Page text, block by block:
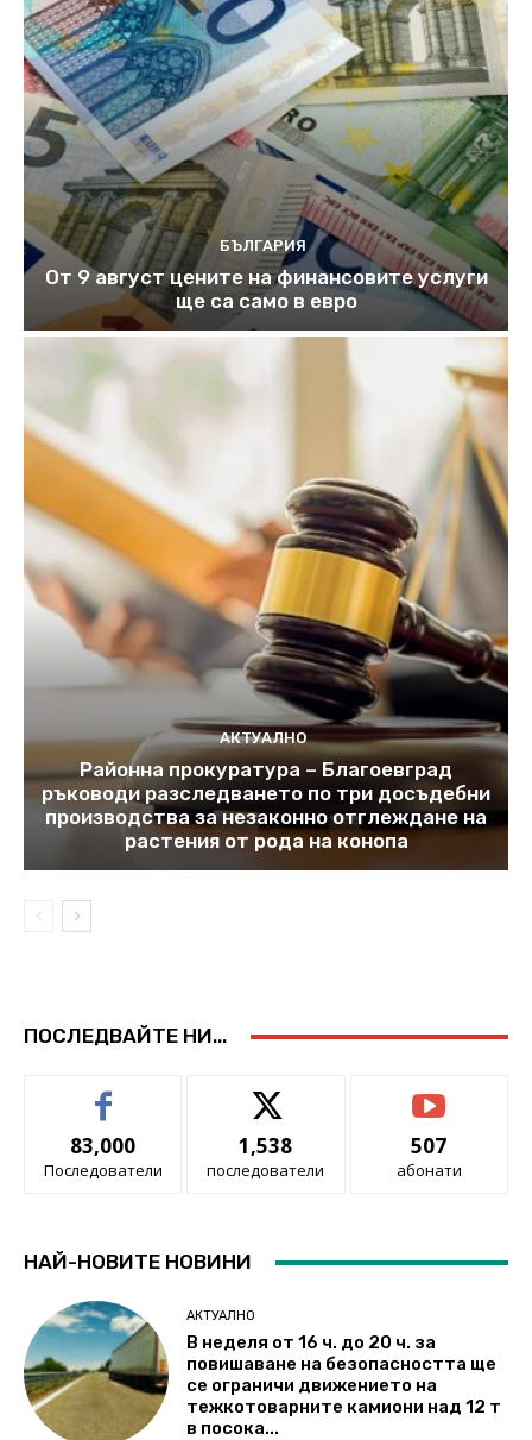
БЪЛГАРИЯ
От 9 август цените на финансовите услуги
ще са само в евро
АКТУАЛНО
Районна прокуратура – Благоевград
ръководи разследването по три досъдебни
производства за незаконно отглеждане на
растения от рода на конопа
ПОСЛЕДВАЙТЕ НИ...
83,000
Последователи
1,538
последователи
507
абонати
НАЙ-НОВИТЕ НОВИНИ
АКТУАЛНО
В неделя от 16 ч. до 20 ч. за
повишаване на безопасността ще
се ограничи движението на
тежкотоварните камиони над 12 т
в посока...